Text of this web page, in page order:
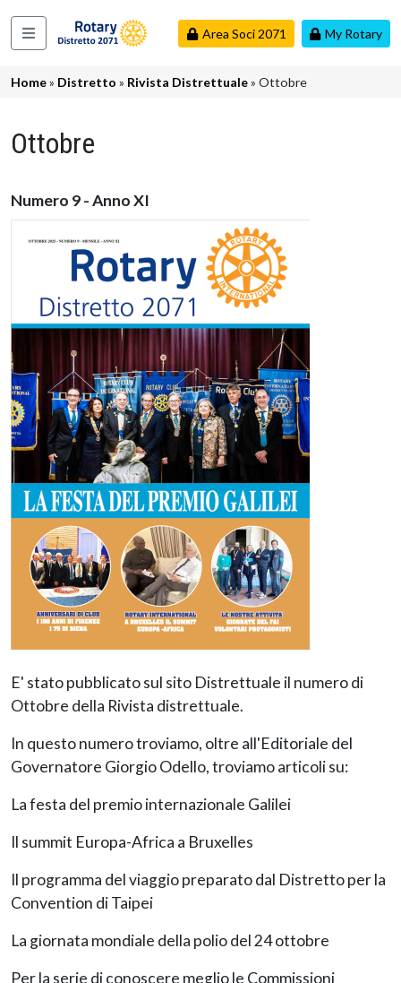
Area Soci 2071 My Rotary
Navigazione principale
Briciole di pane
Home Distretto Rivista Distrettuale Ottobre
Ottobre
Numero 9 - Anno XI
E' stato pubblicato sul sito Distrettuale il numero di
Ottobre della Rivista distrettuale.
In questo numero troviamo, oltre all'Editoriale del
Governatore Giorgio Odello, troviamo articoli su:
La festa del premio internazionale Galilei
Il summit Europa-Africa a Bruxelles
Il programma del viaggio preparato dal Distretto per la
Convention di Taipei
La giornata mondiale della polio del 24 ottobre
Per la serie di conoscere meglio le Commissioni